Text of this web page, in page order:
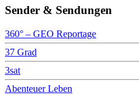
Sender & Sendungen
360° – GEO Reportage
37 Grad
3sat
Abenteuer Leben